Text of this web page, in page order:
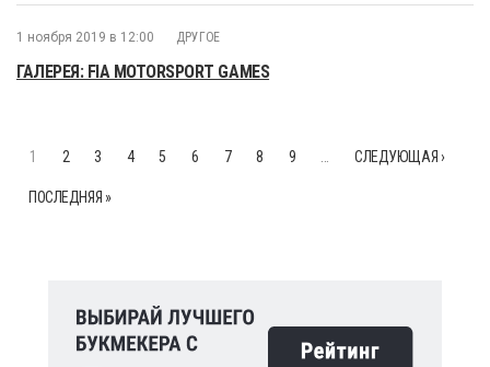
1 ноября 2019 в 12:00 ДРУГОЕ
ГАЛЕРЕЯ: FIA MOTORSPORT GAMES
1 2 3 4 5 6 7 8 9 СЛЕДУЮЩАЯ ›
ПОСЛЕДНЯЯ »